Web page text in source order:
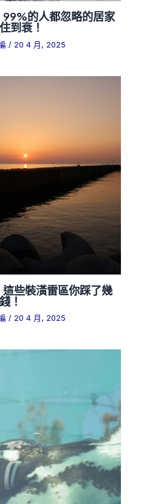
99%的人都忽略的居家
到衰！
/ 20 4 月, 2025
些裝潢雷區你踩了幾
！
/ 20 4 月, 2025